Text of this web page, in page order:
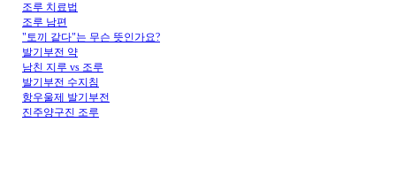
조루 치료법
조루 남편
"토끼 같다"는 무슨 뜻인가요?
발기부전 약
남친 지루 vs 조루
발기부전 수지침
항우울제 발기부전
진주양구진 조루